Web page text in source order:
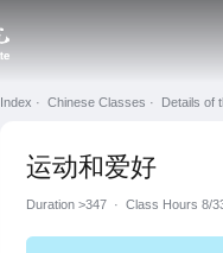
Index · Chinese Classes · Details of
运动和爱好
Duration>347 · Class Hours 8/